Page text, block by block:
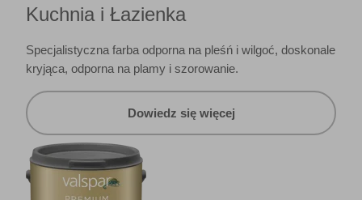
Kuchnia i Łazienka
Specjalistyczna farba odporna na pleśń i wilgoć, doskonale
kryjąca, odporna na plamy i szorowanie.
Dowiedz się więcej